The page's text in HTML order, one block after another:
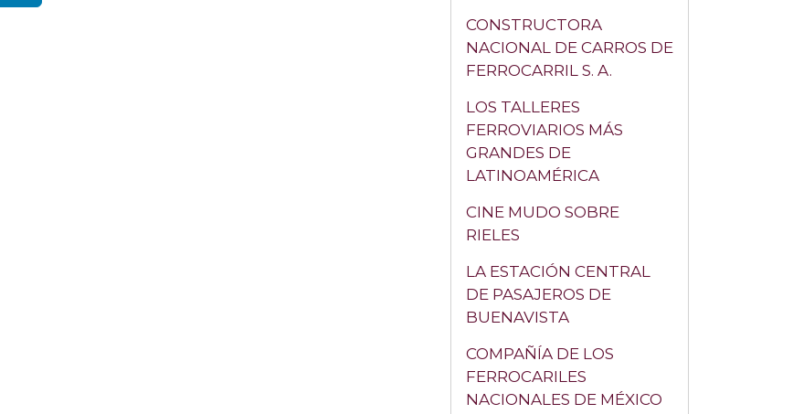
CONSTRUCTORA
NACIONAL DE CARROS DE
FERROCARRIL S. A.
LOS TALLERES
FERROVIARIOS MÁS
GRANDES DE
LATINOAMÉRICA
CINE MUDO SOBRE
RIELES
LA ESTACIÓN CENTRAL
DE PASAJEROS DE
BUENAVISTA
COMPAÑÍA DE LOS
FERROCARILES
NACIONALES DE MÉXICO